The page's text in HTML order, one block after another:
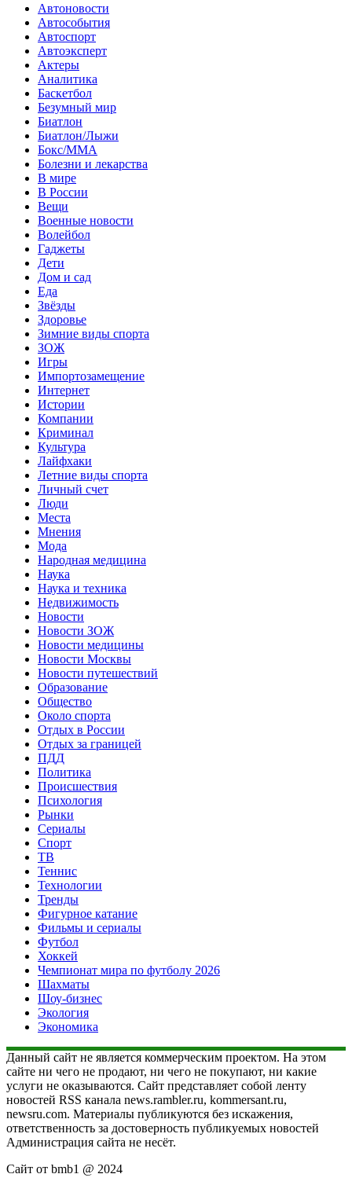
Автоновости
Автособытия
Автоспорт
Автоэксперт
Актеры
Аналитика
Баскетбол
Безумный мир
Биатлон
Биатлон/Лыжи
Бокс/MMA
Болезни и лекарства
В мире
В России
Вещи
Военные новости
Волейбол
Гаджеты
Дети
Дом и сад
Еда
Звёзды
Здоровье
Зимние виды спорта
ЗОЖ
Игры
Импортозамещение
Интернет
Истории
Компании
Криминал
Культура
Лайфхаки
Летние виды спорта
Личный счет
Люди
Места
Мнения
Мода
Народная медицина
Наука
Наука и техника
Недвижимость
Новости
Новости ЗОЖ
Новости медицины
Новости Москвы
Новости путешествий
Образование
Общество
Около спорта
Отдых в России
Отдых за границей
ПДД
Политика
Происшествия
Психология
Рынки
Сериалы
Спорт
ТВ
Теннис
Технологии
Тренды
Фигурное катание
Фильмы и сериалы
Футбол
Хоккей
Чемпионат мира по футболу 2026
Шахматы
Шоу-бизнес
Экология
Экономика
Данный сайт не является коммерческим проектом. На этом
сайте ни чего не продают, ни чего не покупают, ни какие
услуги не оказываются. Сайт представляет собой ленту
новостей RSS канала news.rambler.ru, kommersant.ru,
newsru.com. Материалы публикуются без искажения,
ответственность за достоверность публикуемых новостей
Администрация сайта не несёт.
Сайт от bmb1 @ 2024